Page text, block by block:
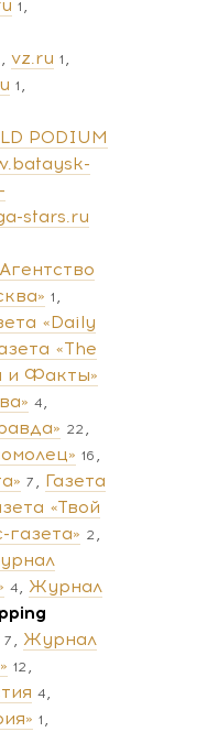
1
vz.ru 1
1
PODIUM
stars.ru
Агентство
1
«Daily
«The
и Факты»
4
22
16
7
Газета
«Твой
газета» 2
4
Журнал
7
Журнал
12
4
1